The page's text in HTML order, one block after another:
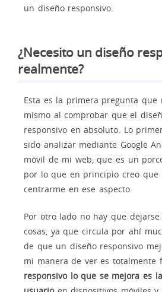
un diseño responsivo.
¿Necesito un diseño
realmente?
Esta es la primera pregunta que
mismo al comprobar que el
responsivo en absoluto. Lo
sido analizar mediante Google
móvil de mi web, que es un
por lo que en principio creo que
centrarme en ese aspecto.
Por otro lado no hay que dejarse
cosas, ya que circula por ahí
de que un diseño responsivo
mi manera de ver es totalmente
responsivo lo que se mejora es